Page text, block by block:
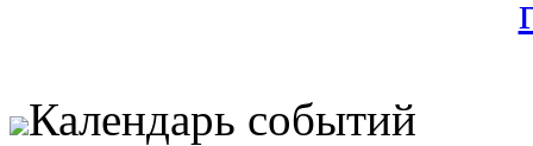
Календарь событий